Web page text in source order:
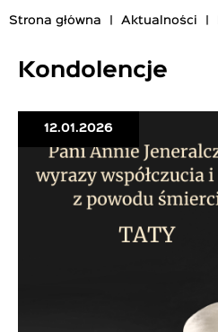
Strona główna Aktualności
Kondolencje
12.01.2026